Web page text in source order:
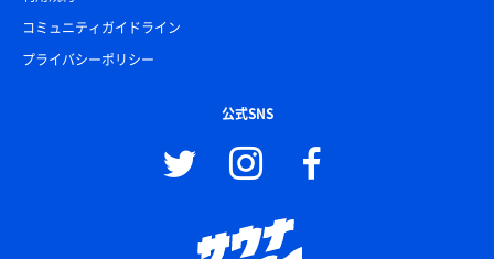
コミュニティガイドライン
プライバシーポリシー
公式SNS